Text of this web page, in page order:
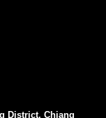
District, Chiang